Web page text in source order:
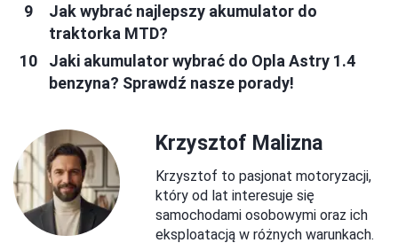
Jak wybrać najlepszy akumulator do
traktorka MTD?
Jaki akumulator wybrać do Opla Astry 1.4
benzyna? Sprawdź nasze porady!
Krzysztof Malizna
Krzysztof to pasjonat motoryzacji,
który od lat interesuje się
samochodami osobowymi oraz ich
eksploatacją w różnych warunkach.